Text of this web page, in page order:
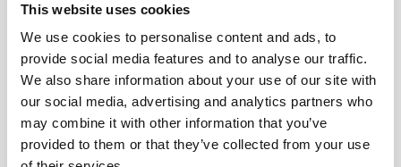
This website uses cookies
We use cookies to personalise content and ads, to
provide social media features and to analyse our traffic.
We also share information about your use of our site with
our social media, advertising and analytics partners who
may combine it with other information that you’ve
provided to them or that they’ve collected from your use